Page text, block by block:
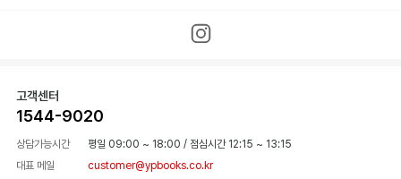
고객센터
1544-9020
상담가능시간 평일 09:00 ~ 18:00 / 점심시간 12:15 ~ 13:15
대표 메일
customer@ypbooks.co.kr